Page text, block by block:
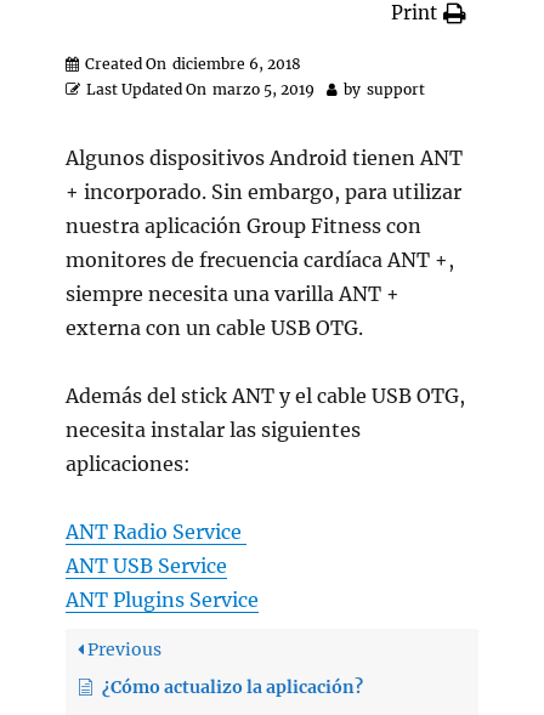
Print
Created On diciembre 6, 2018
Last Updated On marzo 5, 2019 by support
Algunos dispositivos Android tienen ANT
+ incorporado. Sin embargo, para utilizar
nuestra aplicación Group Fitness con
monitores de frecuencia cardíaca ANT +,
siempre necesita una varilla ANT +
externa con un cable USB OTG.
Además del stick ANT y el cable USB OTG,
necesita instalar las siguientes
aplicaciones:
ANT Radio Service
ANT USB Service
ANT Plugins Service
Previous
¿Cómo actualizo la aplicación?